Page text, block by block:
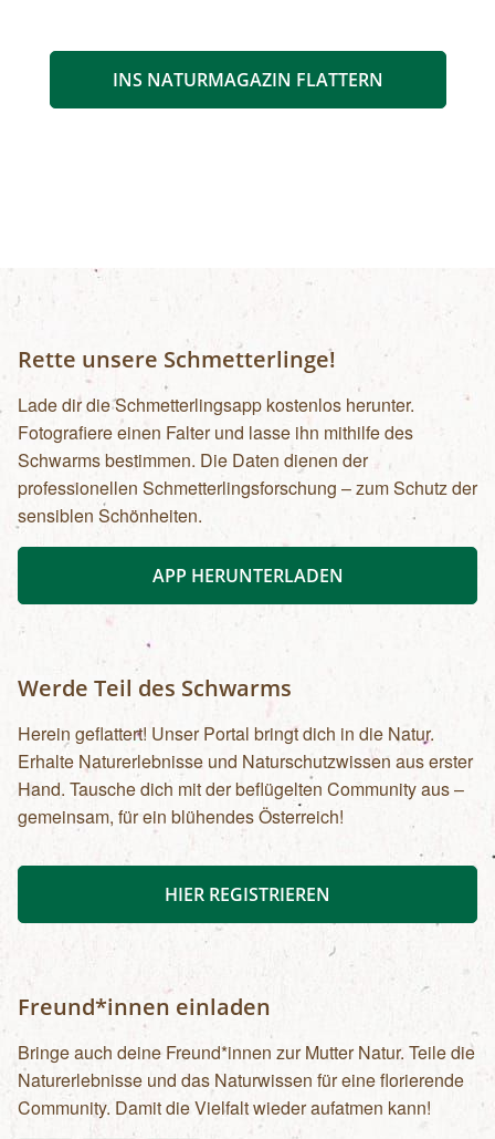
INS NATURMAGAZIN FLATTERN
Rette unsere Schmetterlinge!
Lade dir die Schmetterlingsapp kostenlos herunter.
Fotografiere einen Falter und lasse ihn mithilfe des
Schwarms bestimmen. Die Daten dienen der
professionellen Schmetterlingsforschung – zum Schutz der
sensiblen Schönheiten.
APP HERUNTERLADEN
Werde Teil des Schwarms
Herein geflattert! Unser Portal bringt dich in die Natur.
Erhalte Naturerlebnisse und Naturschutzwissen aus erster
Hand. Tausche dich mit der beflügelten Community aus –
gemeinsam, für ein blühendes Österreich!
HIER REGISTRIEREN
Freund*innen einladen
Bringe auch deine Freund*innen zur Mutter Natur. Teile die
Naturerlebnisse und das Naturwissen für eine florierende
Community. Damit die Vielfalt wieder aufatmen kann!